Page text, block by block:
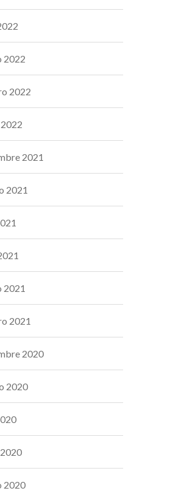
2022
2022
2021
2021
2021
2021
2020
2020
2020